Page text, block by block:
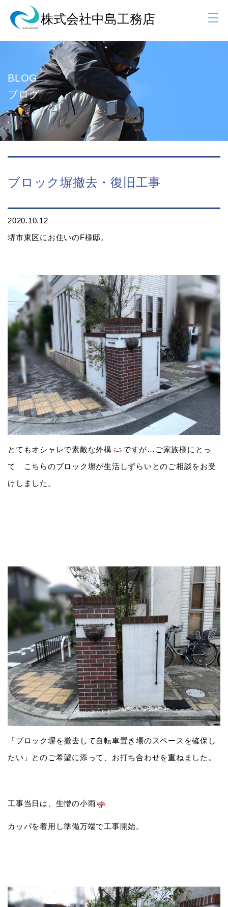
BLOG
ブログ
ブロック塀撤去・復旧工事
2020.10.12
堺市東区にお住いのF様邸。
とてもオシャレで素敵な外構
ですが…ご家族様にとっ
て こちらのブロック塀が生活しずらいとのご相談をお受
けしました。
「ブロック塀を撤去して自転車置き場のスペースを確保し
たい」とのご希望に添って、お打ち合わせを重ねました。
工事当日は、生憎の小雨
カッパを着用し準備万端で工事開始。